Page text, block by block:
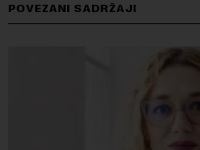
POVEZANI SADRŽAJI